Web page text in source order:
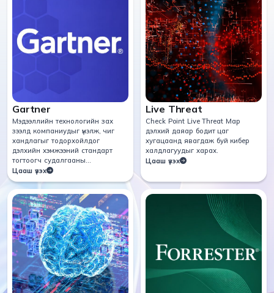
Gartner
Мэдээллийн технологийн зах
зээлд компаниудыг үнэлж, чиг
хандлагыг тодорхойлдог
дэлхийн хэмжээний стандарт
тогтоогч судалгааны
байгууллага.
Цааш үзэх
Live Threat
Check Point Live Threat Мар
дэлхий даяар бодит цаг
хугацаанд явагдаж буй кибер
халдлагуудыг харах.
Цааш үзэх